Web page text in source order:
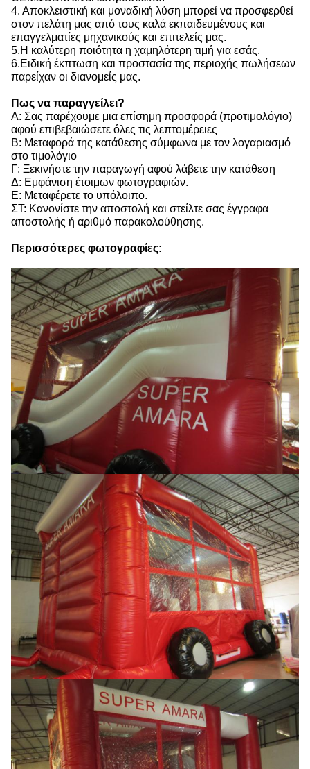
4. Αποκλειστική και μοναδική λύση μπορεί να προσφερθεί
στον πελάτη μας από τους καλά εκπαιδευμένους και
επαγγελματίες μηχανικούς και επιτελείς μας.
5.Η καλύτερη ποιότητα η χαμηλότερη τιμή για εσάς.
6.Ειδική έκπτωση και προστασία της περιοχής πωλήσεων
παρείχαν οι διανομείς μας.
Πως να παραγγείλει?
Α: Σας παρέχουμε μια επίσημη προσφορά (προτιμολόγιο)
αφού επιβεβαιώσετε όλες τις λεπτομέρειες
Β: Μεταφορά της κατάθεσης σύμφωνα με τον λογαριασμό
στο τιμολόγιο
Γ: Ξεκινήστε την παραγωγή αφού λάβετε την κατάθεση
Δ: Εμφάνιση έτοιμων φωτογραφιών.
Ε: Μεταφέρετε το υπόλοιπο.
ΣΤ: Κανονίστε την αποστολή και στείλτε σας έγγραφα
αποστολής ή αριθμό παρακολούθησης.
Περισσότερες φωτογραφίες: